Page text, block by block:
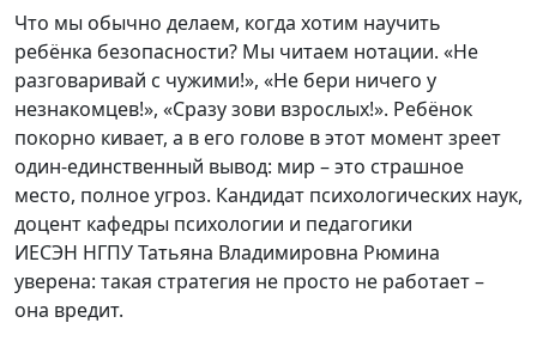
Что мы обычно делаем, когда хотим научить
ребёнка безопасности? Мы читаем нотации. «Не
разговаривай с чужими!», «Не бери ничего у
незнакомцев!», «Сразу зови взрослых!». Ребёнок
покорно кивает, а в его голове в этот момент зреет
один-единственный вывод: мир – это страшное
место, полное угроз. Кандидат психологических наук,
доцент кафедры психологии и педагогики
ИЕСЭН НГПУ Татьяна Владимировна Рюмина
уверена: такая стратегия не просто не работает –
она вредит.